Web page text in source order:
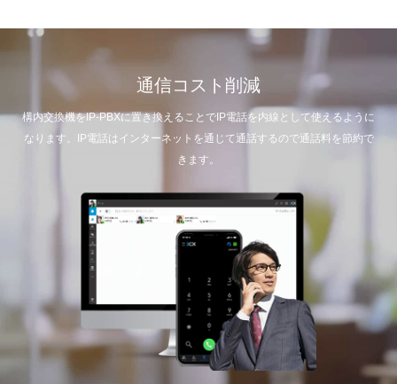
通信コスト削減
構内交換機をIP-PBXに置き換えることでIP電話を内線として使えるように
なります。IP電話はインターネットを通じて通話するので通話料を節約で
きます。